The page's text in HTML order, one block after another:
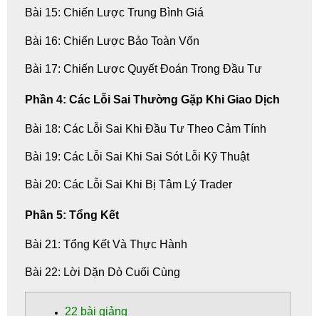
Bài 15: Chiến Lược Trung Bình Giá
Bài 16: Chiến Lược Bảo Toàn Vốn
Bài 17: Chiến Lược Quyết Đoán Trong Đầu Tư
Phần 4: Các Lỗi Sai Thường Gặp Khi Giao Dịch
Bài 18: Các Lỗi Sai Khi Đầu Tư Theo Cảm Tính
Bài 19: Các Lỗi Sai Khi Sai Sót Lỗi Kỹ Thuật
Bài 20: Các Lỗi Sai Khi Bị Tâm Lý Trader
Phần 5: Tổng Kết
Bài 21: Tổng Kết Và Thực Hành
Bài 22: Lời Dặn Dò Cuối Cùng
22 bài giảng